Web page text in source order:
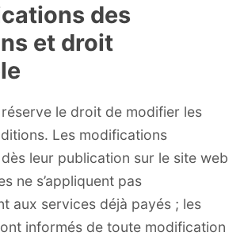
des
et droit
réserve le droit de modifier les
Les modifications
leur publication sur le site web
ne s’appliquent pas
aux services déjà payés ; les
informés de toute modification